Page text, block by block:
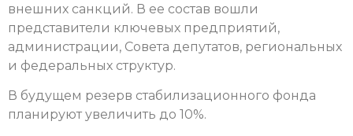
внешних санкций. В ее состав вошли
представители ключевых предприятий,
администрации, Совета депутатов, региональных
и федеральных структур.
В будущем резерв стабилизационного фонда
планируют увеличить до 10%.